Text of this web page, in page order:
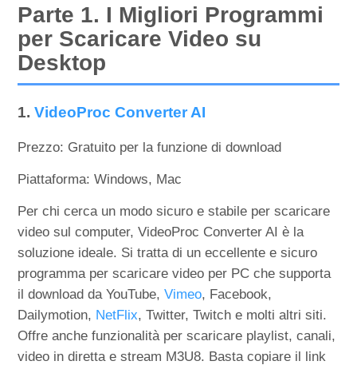
Parte 1. I Migliori Programmi
per Scaricare Video su
Desktop
1.VideoProc Converter AI
Prezzo: Gratuito per la funzione di download
Piattaforma: Windows, Mac
Per chi cerca un modo sicuro e stabile per scaricare
video sul computer, VideoProc Converter AI è la
soluzione ideale. Si tratta di un eccellente e sicuro
programma per scaricare video per PC che supporta
il download da YouTube,Vimeo, Facebook,
Dailymotion, NetFlix, Twitter, Twitch e molti altri siti.
Offre anche funzionalità per scaricare playlist, canali,
video in diretta e stream M3U8. Basta copiare il link